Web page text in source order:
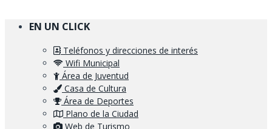
EN UN CLICK
Teléfonos y direcciones de interés
Wifi Municipal
Área de Juventud
Casa de Cultura
Área de Deportes
Plano de la Ciudad
Web de Turismo